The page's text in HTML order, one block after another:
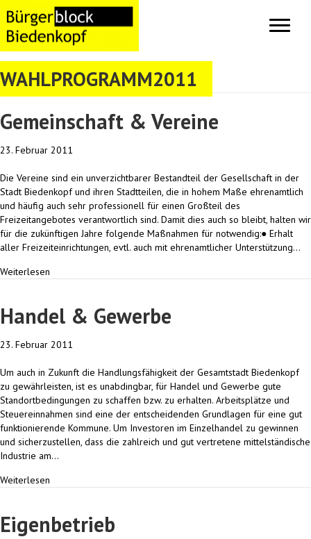
WAHLPROGRAMM2011
Gemeinschaft & Vereine
23. Februar 2011
Die Vereine sind ein unverzichtbarer Bestandteil der Gesellschaft in der
Stadt Biedenkopf und ihren Stadtteilen, die in hohem Maße ehrenamtlich
und häufig auch sehr professionell für einen Großteil des
Freizeitangebotes verantwortlich sind. Damit dies auch so bleibt, halten wir
für die zukünftigen Jahre folgende Maßnahmen für notwendig:● Erhalt
aller Freizeiteinrichtungen, evtl. auch mit ehrenamtlicher Unterstützung…
Weiterlesen
Handel & Gewerbe
23. Februar 2011
Um auch in Zukunft die Handlungsfähigkeit der Gesamtstadt Biedenkopf
zu gewährleisten, ist es unabdingbar, für Handel und Gewerbe gute
Standortbedingungen zu schaffen bzw. zu erhalten. Arbeitsplätze und
Steuereinnahmen sind eine der entscheidenden Grundlagen für eine gut
funktionierende Kommune. Um Investoren im Einzelhandel zu gewinnen
und sicherzustellen, dass die zahlreich und gut vertretene mittelständische
Industrie am…
Weiterlesen
Eigenbetrieb